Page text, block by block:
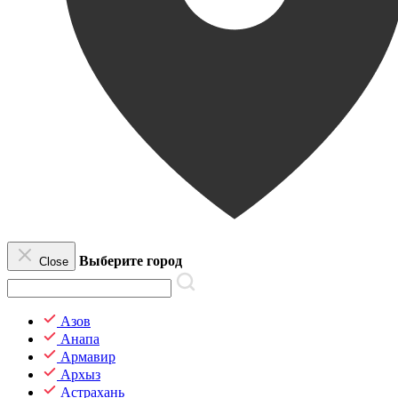
Close Выберите город
Азов
Анапа
Армавир
Архыз
Астрахань